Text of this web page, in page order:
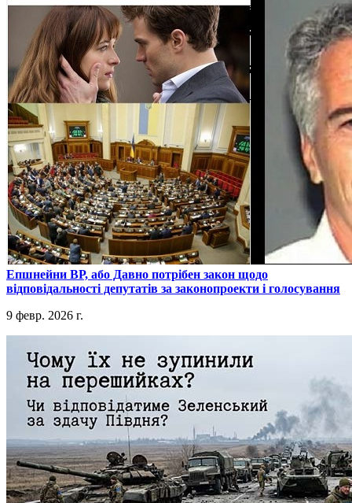
​Епшнейни ВР, або Давно потрібен закон щодо
відповідальності депутатів за законопроекти і голосування
9 февр. 2026 г.